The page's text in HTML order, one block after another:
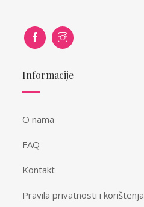
Informacije
O nama
FAQ
Kontakt
Pravila privatnosti i korištenja